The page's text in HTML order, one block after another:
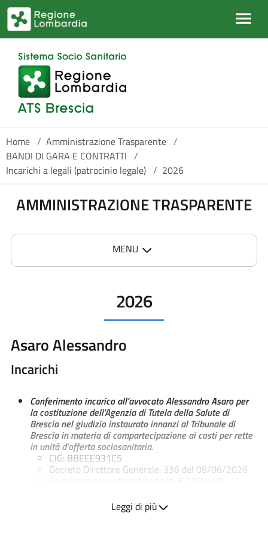
Salta al contenuto principale
Home / Amministrazione Trasparente /
BANDI DI GARA E CONTRATTI /
Incarichi a legali (patrocinio legale) / 2026
AMMINISTRAZIONE TRASPARENTE
MENU
2026
Asaro Alessandro
Incarichi
Conferimento incarico all’avvocato Alessandro Asaro per
la costituzione dell’Agenzia di Tutela della Salute di
Brescia nel giudizio instaurato innanzi al Tribunale di
Brescia in materia di compartecipazione ai costi per rette
in unità d’offerta sociosanitaria.
CIG: BBEEE931C5
Decreto Direttore Generale: 336 del 08/06/2026
Leggi di più